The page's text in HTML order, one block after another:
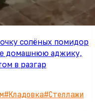
солёных помидор
домашнюю аджику,
в разгар
#Кладовка#Стеллажи